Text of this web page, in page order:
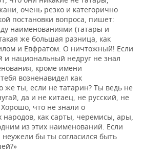
очень резко и категорично
постановки вопроса, пишет:
наименованиями (татары и
же большая разница, как
и Евфратом. О ничтожный! Если
и национальный недруг не знал
кроме имени
возненавидел как
же ты, если не татарин? Ты ведь не
да и не китаец, не русский, не
что не знали о
народов, как сарты, черемисы, ары,
из этих наименований. Если
бы ты согласился быть